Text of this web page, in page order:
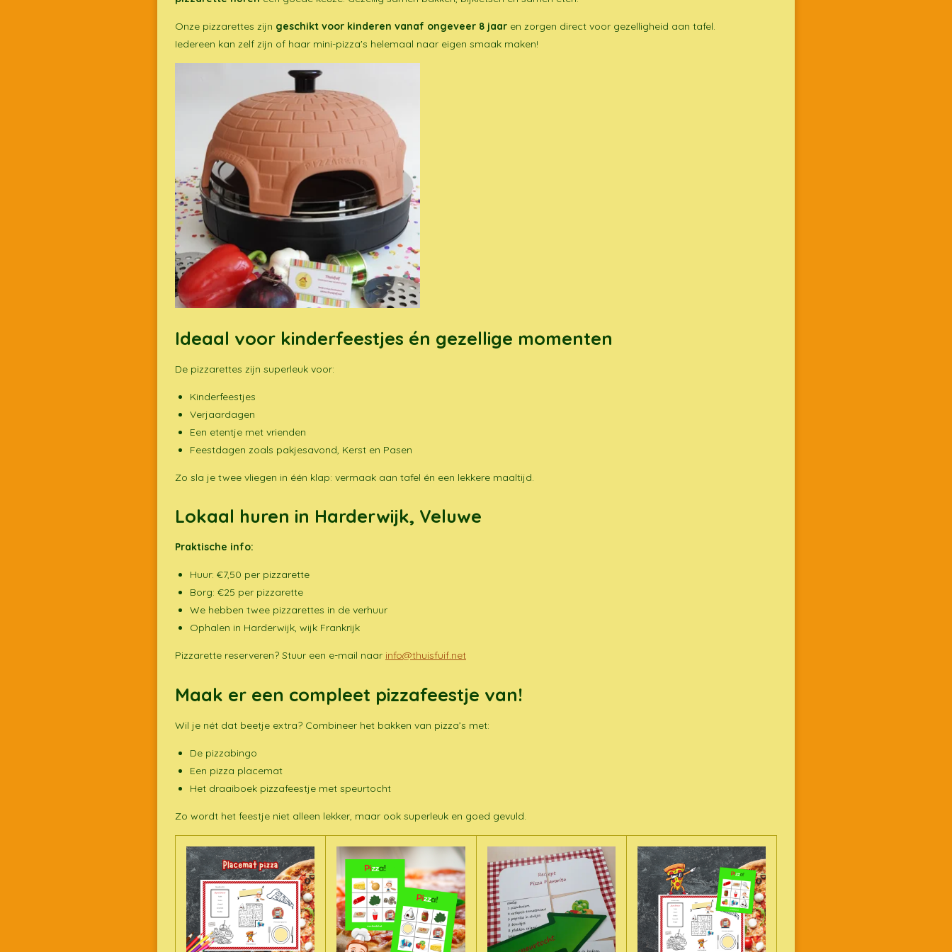
Onze pizzarettes zijn geschikt voor kinderen vanaf ongeveer 8 jaar en zorgen direct voor gezelligheid aan tafel.
Iedereen kan zelf zijn of haar mini-pizza's helemaal naar eigen smaak maken!
Ideaal voor kinderfeestjes én gezellige momenten
De pizzarettes zijn superleuk voor:
Kinderfeestjes
Verjaardagen
Een etentje met vrienden
Feestdagen zoals pakjesavond, Kerst en Pasen
Zo sla je twee vliegen in één klap: vermaak aan tafel én een lekkere maaltijd.
Lokaal huren in Harderwijk, Veluwe
Praktische info:
Huur: €7,50 per pizzarette
Borg: €25 per pizzarette
We hebben twee pizzarettes in de verhuur
Ophalen in Harderwijk, wijk Frankrijk
Pizzarette reserveren? Stuur een e-mail naar info@thuisfuif.net
Maak er een compleet pizzafeestje van!
Wil je nét dat beetje extra? Combineer het bakken van pizza’s met:
De pizzabingo
Een pizza placemat
Het draaiboek pizzafeestje met speurtocht
Zo wordt het feestje niet alleen lekker, maar ook superleuk en goed gevuld.